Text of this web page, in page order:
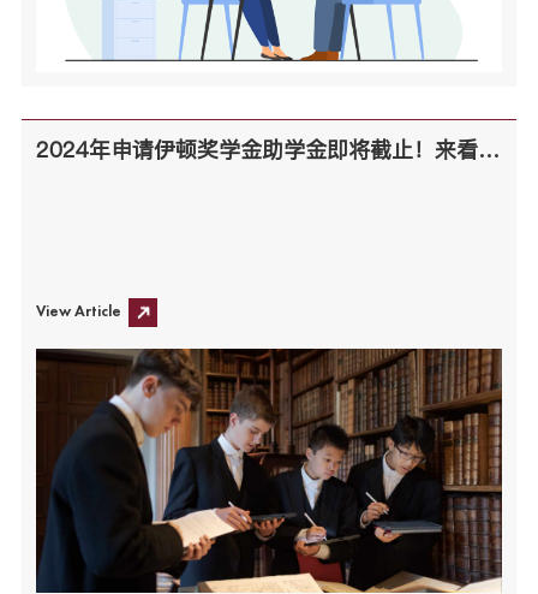
2024年申请伊顿奖学金助学金即将截止！来看看你能做对几道奖学金题目？
View Article